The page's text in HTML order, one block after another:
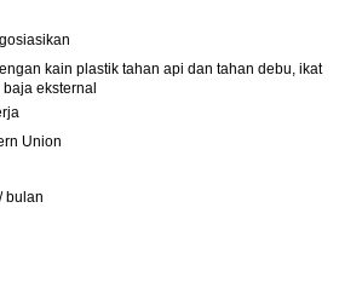
kain plastik tahan api dan tahan debu, ikat
eksternal
Union
bulan